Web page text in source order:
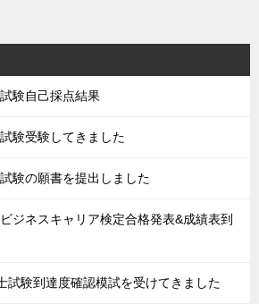
験自己採点結果
験受験してきました
験の願書を提出しました
ジネスキャリア検定合格発表&成績表到
試験到達度確認模試を受けてきました